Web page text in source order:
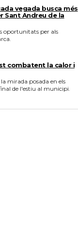
vegada busca més
Sant Andreu de la
oportunitats per als
combatent la calor i
mirada posada en els
de l'estiu al municipi.